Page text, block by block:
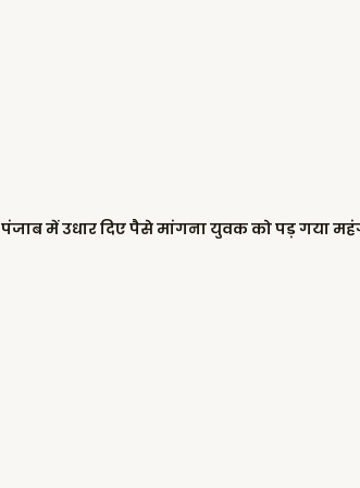
पंजाब में उधार दिए पैसे मांगना युवक को पड़ गया